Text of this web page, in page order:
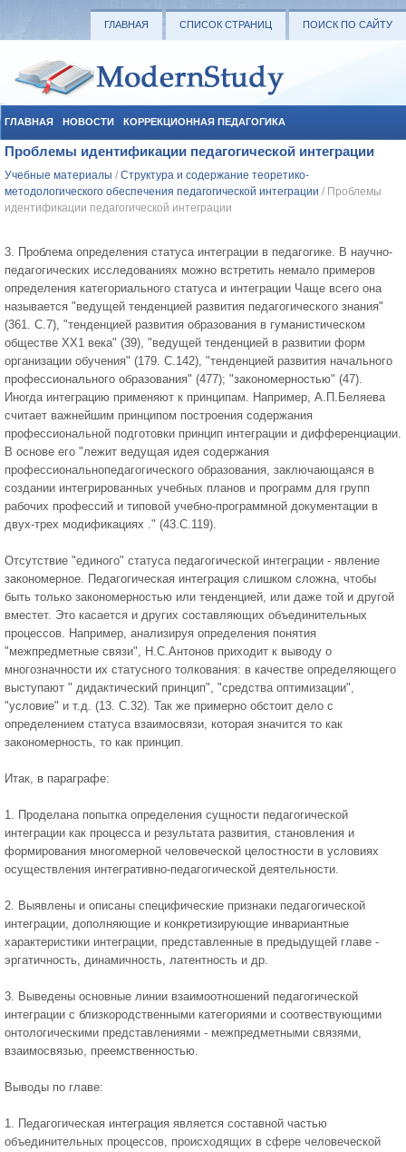
ГЛАВНАЯ СПИСОК СТРАНИЦ ПОИСК ПО САЙТУ
ГЛАВНАЯ НОВОСТИ КОРРЕКЦИОННАЯ ПЕДАГОГИКА
СОЦИАЛЬНАЯ ПЕДАГОГИКА УЧЕБНЫЕ МАТЕРИАЛЫ
Проблемы идентификации педагогической интеграции
Учебные материалы / Структура и содержание теоретико-
методологического обеспечения педагогической интеграции / Проблемы
идентификации педагогической интеграции
3. Проблема определения статуса интеграции в педагогике. В научно-
педагогических исследованиях можно встретить немало примеров
определения категориального статуса и интеграции Чаще всего она
называется "ведущей тенденцией развития педагогического знания"
(361. С.7), "тенденцией развития образования в гуманистическом
обществе ХХ1 века" (39), "ведущей тенденцией в развитии форм
организации обучения" (179. С.142), "тенденцией развития начального
профессионального образования" (477); "закономерностью" (47).
Иногда интеграцию применяют к принципам. Например, А.П.Беляева
считает важнейшим принципом построения содержания
профессиональной подготовки принцип интеграции и дифференциации.
В основе его "лежит ведущая идея содержания
профессиональнопедагогического образования, заключающаяся в
создании интегрированных учебных планов и программ для групп
рабочих профессий и типовой учебно-программной документации в
двух-трех модификациях ." (43.С.119).
Отсутствие "единого" статуса педагогической интеграции - явление
закономерное. Педагогическая интеграция слишком сложна, чтобы
быть только закономерностью или тенденцией, или даже той и другой
вместет. Это касается и других составляющих объединительных
процессов. Например, анализируя определения понятия
"межпредметные связи", Н.С.Антонов приходит к выводу о
многозначности их статусного толкования: в качестве определяющего
выступают " дидактический принцип", "средства оптимизации",
"условие" и т.д. (13. С.32). Так же примерно обстоит дело с
определением статуса взаимосвязи, которая значится то как
закономерность, то как принцип.
Итак, в параграфе:
1. Проделана попытка определения сущности педагогической
интеграции как процесса и результата развития, становления и
формирования многомерной человеческой целостности в условиях
осуществления интегративно-педагогической деятельности.
2. Выявлены и описаны специфические признаки педагогической
интеграции, дополняющие и конкретизирующие инвариантные
характеристики интеграции, представленные в предыдущей главе -
эргатичность, динамичность, латентность и др.
3. Выведены основные линии взаимоотношений педагогической
интеграции с близкородственными категориями и соотвествующими
онтологическими представлениями - межпредметными связями,
взаимосвязью, преемственностью.
Выводы по главе:
1. Педагогическая интеграция является составной частью
объединительных процессов, происходящих в сфере человеческой